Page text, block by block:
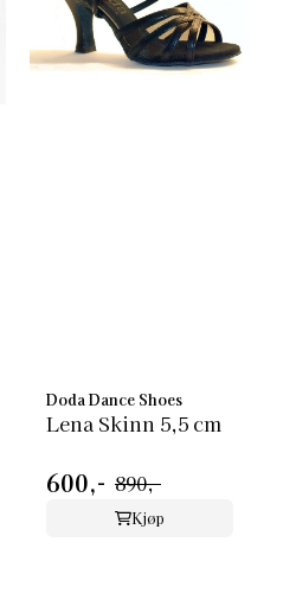
Doda Dance Shoes
Lena Skinn 5,5 cm
600,- 890,-
Kjøp